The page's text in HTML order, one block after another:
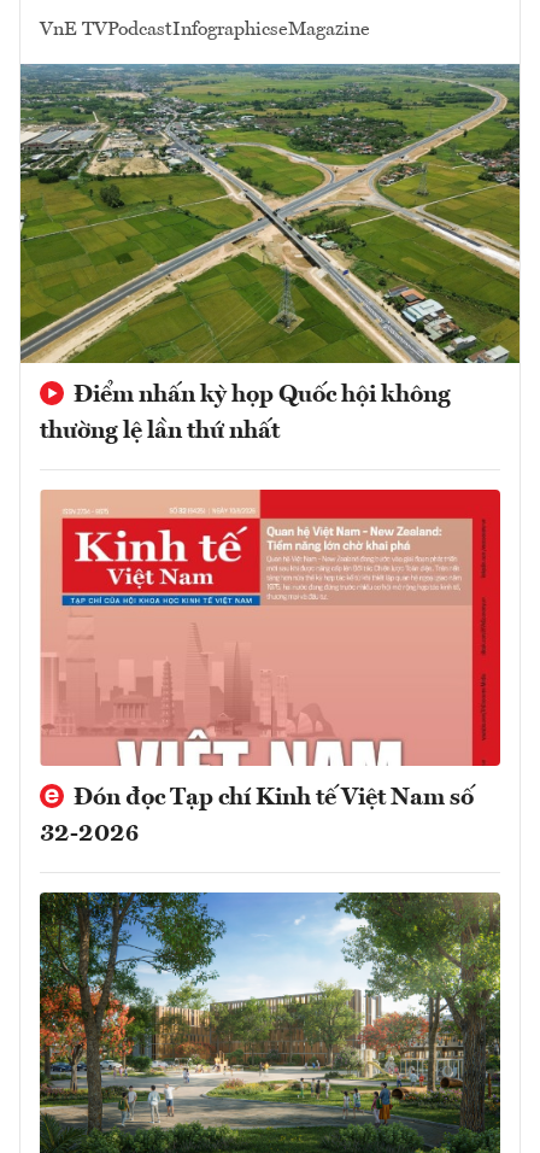
VnE TVPodcastInfographicseMagazine
Điểm nhấn kỳ họp Quốc hội không
thường lệ lần thứ nhất
Đón đọc Tạp chí Kinh tế Việt Nam số
32-2026